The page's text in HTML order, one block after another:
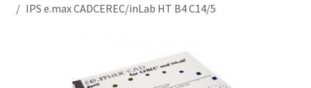
IPS e.max CADCEREC/inLab HT B4 C14/5